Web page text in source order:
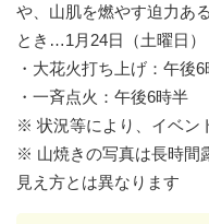
や、山肌を燃やす迫力あ
とき…1月24日（土曜日）
・大花火打ち上げ：午後6
・一斉点火：午後6時半
※ 状況等により、イベン
※ 山焼きの写真は長時間
見え方とは異なります